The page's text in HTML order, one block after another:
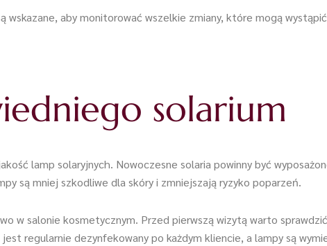
aby monitorować wszelkie zmiany, które mogą
solarium
lamp solaryjnych. Nowoczesne solaria powinny być
są mniej szkodliwe dla skóry i zmniejszają ryzyko poparzeń.
w salonie kosmetycznym. Przed pierwszą wizytą warto
regularnie dezynfekowany po każdym kliencie, a lampy są